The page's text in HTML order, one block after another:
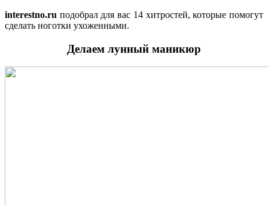
interestno.ru подобрал для вас 14 хитростей, которые помогут
сделать ноготки ухоженными.
Делаем лунный маникюр